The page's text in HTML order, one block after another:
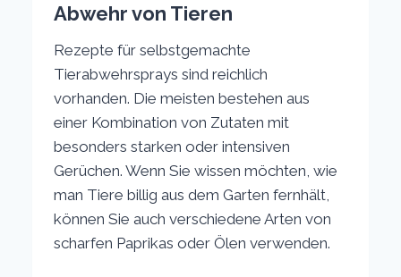
Abwehr von Tieren
Rezepte für selbstgemachte
Tierabwehrsprays sind reichlich
vorhanden. Die meisten bestehen aus
einer Kombination von Zutaten mit
besonders starken oder intensiven
Gerüchen. Wenn Sie wissen möchten, wie
man Tiere billig aus dem Garten fernhält,
können Sie auch verschiedene Arten von
scharfen Paprikas oder Ölen verwenden.